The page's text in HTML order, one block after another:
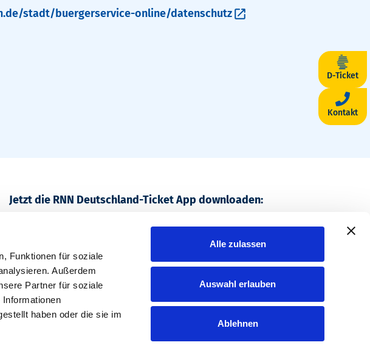
Funktionen für soziale
Außerdem
Partner für soziale
haben oder die sie im
Alle zulassen
Auswahl erlauben
Ablehnen
D-Ticket
Kontakt
stadt/buergerservice-online/datenschutz
Jetzt die RNN Deutschland-Ticket App downloaden: